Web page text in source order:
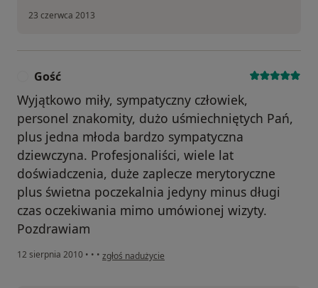
23 czerwca 2013
Gość
Wyjątkowo miły, sympatyczny człowiek,
personel znakomity, dużo uśmiechniętych Pań,
plus jedna młoda bardzo sympatyczna
dziewczyna. Profesjonaliści, wiele lat
doświadczenia, duże zaplecze merytoryczne
plus świetna poczekalnia jedyny minus długi
czas oczekiwania mimo umówionej wizyty.
Pozdrawiam
12 sierpnia 2010 • • • w opinii użytkownika Gość
zgłoś nadużycie